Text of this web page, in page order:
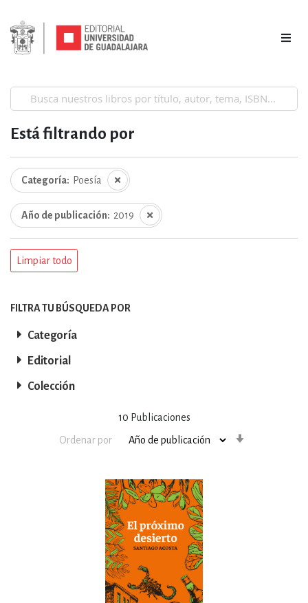
10 Publicaciones
Ordenar por
Está filtrando por
Categoría Poesía
Año de publicación 2019
Limpiar todo
FILTRA TU BÚSQUEDA POR
Categoría
Editorial
Colección